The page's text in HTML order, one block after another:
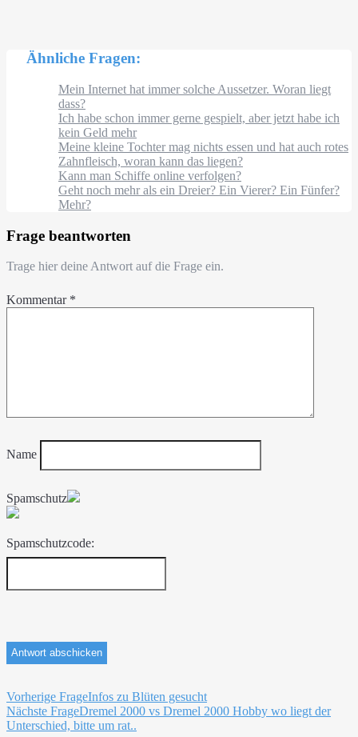
Ähnliche Fragen:
Mein Internet hat immer solche Aussetzer. Woran liegt
dass?
Ich habe schon immer gerne gespielt, aber jetzt habe ich
kein Geld mehr
Meine kleine Tochter mag nichts essen und hat auch rotes
Zahnfleisch, woran kann das liegen?
Kann man Schiffe online verfolgen?
Geht noch mehr als ein Dreier? Ein Vierer? Ein Fünfer?
Mehr?
Frage beantworten
Trage hier deine Antwort auf die Frage ein.
Kommentar *
Name
Spamschutz
Spamschutzcode:
Beitragsnavigation
Vorherige FrageInfos zu Blüten gesucht
Nächste FrageDremel 2000 vs Dremel 2000 Hobby wo liegt der
Unterschied, bitte um rat..